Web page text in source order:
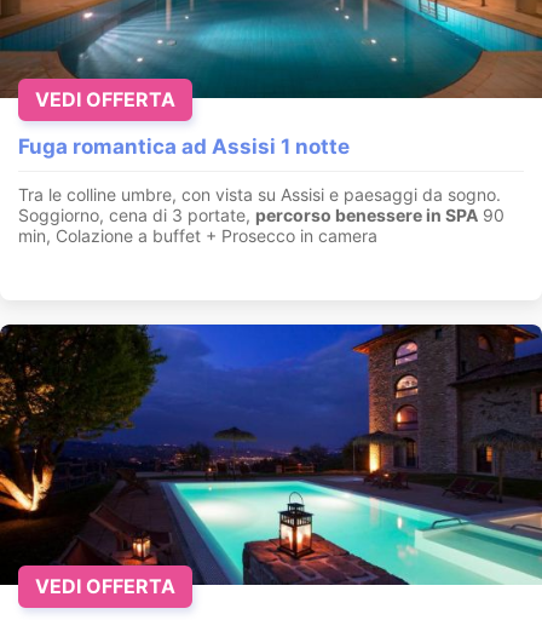
Fuga romantica ad Assisi 1 notte
Tra le colline umbre, con vista su Assisi e paesaggi da sogno.
Soggiorno, cena di 3 portate, percorso benessere in SPA 90
min, Colazione a buffet + Prosecco in camera
VEDI OFFERTA
VEDI OFFERTA